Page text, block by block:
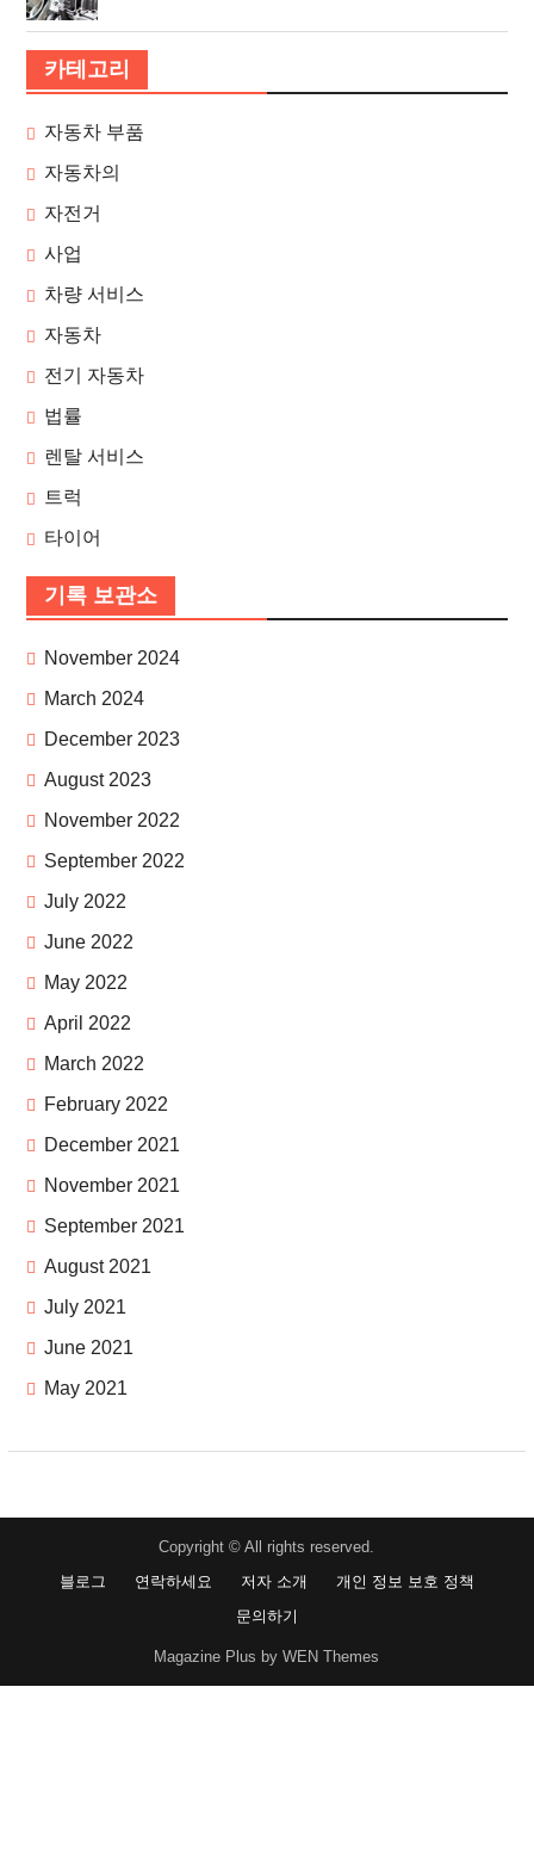
카테고리
자동차 부품
자동차의
자전거
사업
차량 서비스
자동차
전기 자동차
법률
렌탈 서비스
트럭
타이어
기록 보관소
November 2024
March 2024
December 2023
August 2023
November 2022
September 2022
July 2022
June 2022
May 2022
April 2022
March 2022
February 2022
December 2021
November 2021
September 2021
August 2021
July 2021
June 2021
May 2021
Copyright © All rights reserved.
블로그
연락하세요 저자 소개
개인 정보 보호 정책
문의하기
Magazine Plus by WEN Themes